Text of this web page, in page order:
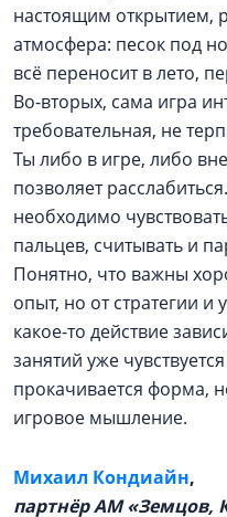
настоящим открытием,
атмосфера: песок под
всё переносит в лето,
Во-вторых, сама игра
требовательная, не
Ты либо в игре, либо
позволяет
необходимо
пальцев, считывать и
Понятно, что важны
опыт, но от стратегии
какое-то действие
занятий уже
прокачивается форма,
игровое мышление.
Михаил Кондиайн,
партнёр АМ «Земцов,